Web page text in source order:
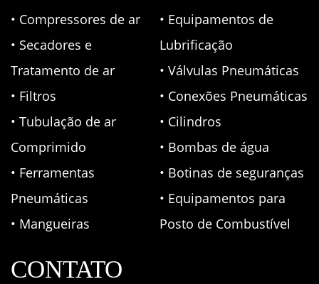
• Compressores de ar
• Secadores e
Tratamento de ar
• Filtros
• Tubulação de ar
Comprimido
• Ferramentas
Pneumáticas
• Mangueiras
• Equipamentos de
Lubrificação
• Válvulas Pneumáticas
• Conexões Pneumáticas
• Cilindros
• Bombas de água
• Botinas de seguranças
• Equipamentos para
Posto de Combustível
CONTATO